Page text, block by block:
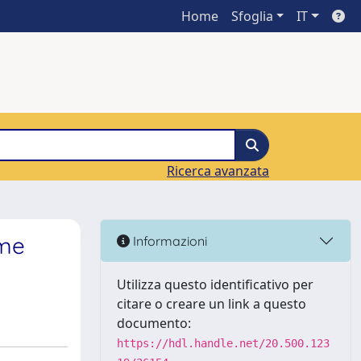
Home Sfoglia IT
Ricerca avanzata
Informazioni
Utilizza questo identificativo per
citare o creare un link a questo
documento:
https://hdl.handle.net/20.500.123